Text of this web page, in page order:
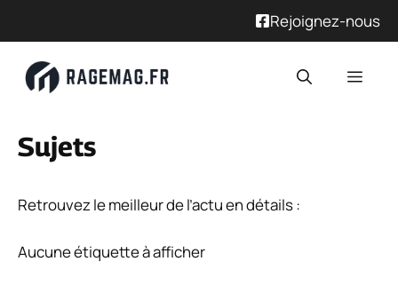
Rejoignez-nous
Sujets
Retrouvez le meilleur de l’actu en détails :
Aucune étiquette à afficher